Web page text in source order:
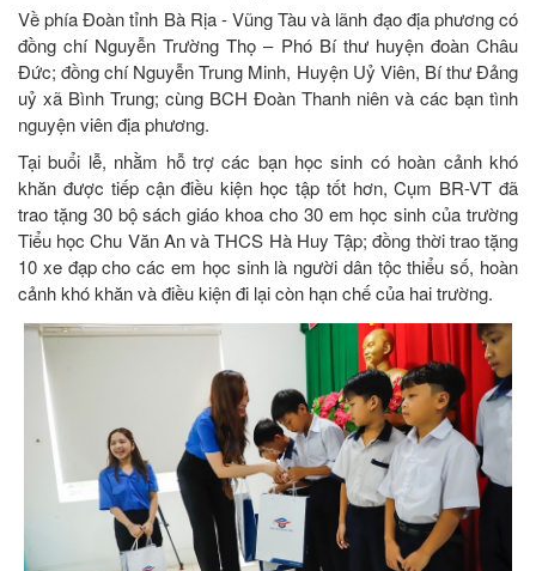
Về phía Đoàn tỉnh Bà Rịa - Vũng Tàu và lãnh đạo địa phương có
đồng chí Nguyễn Trường Thọ – Phó Bí thư huyện đoàn Châu
Đức; đồng chí Nguyễn Trung Minh, Huyện Uỷ Viên, Bí thư Đảng
uỷ xã Bình Trung; cùng BCH Đoàn Thanh niên và các bạn tình
nguyện viên địa phương.
Tại buổi lễ, nhằm hỗ trợ các bạn học sinh có hoàn cảnh khó
khăn được tiếp cận điều kiện học tập tốt hơn, Cụm BR-VT đã
trao tặng 30 bộ sách giáo khoa cho 30 em học sinh của trường
Tiểu học Chu Văn An và THCS Hà Huy Tập; đồng thời trao tặng
10 xe đạp cho các em học sinh là người dân tộc thiểu số, hoàn
cảnh khó khăn và điều kiện đi lại còn hạn chế của hai trường.